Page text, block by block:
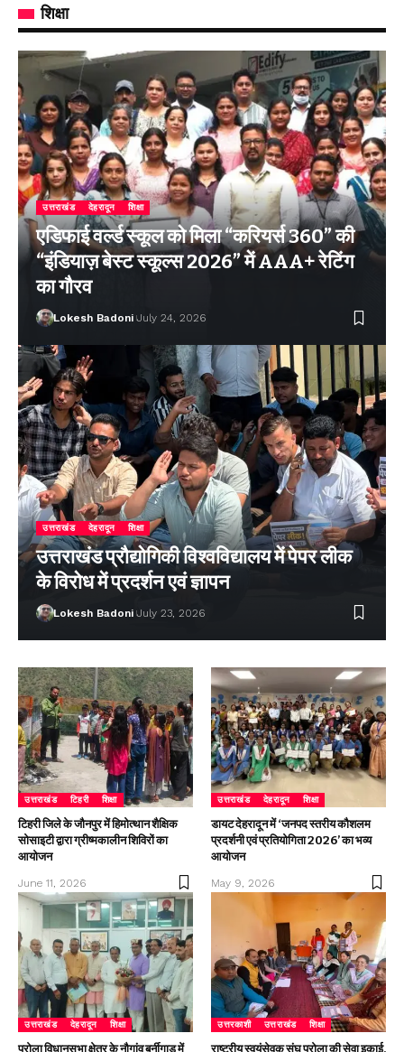
शिक्षा
उत्तराखंड देहरादून शिक्षा
एडिफाई वर्ल्ड स्कूल को मिला “करियर्स 360” की
“इंडियाज़ बेस्ट स्कूल्स 2026” में AAA+ रेटिंग
का गौरव
Lokesh Badoni July 24, 2026
उत्तराखंड देहरादून शिक्षा
उत्तराखंड प्रौद्योगिकी विश्वविद्यालय में पेपर लीक
के विरोध में प्रदर्शन एवं ज्ञापन
Lokesh Badoni July 23, 2026
उत्तराखंड टिहरी शिक्षा
टिहरी जिले के जौनपुर में हिमोत्थान शैक्षिक
सोसाइटी द्वारा ग्रीष्मकालीन शिविरों का
आयोजन
June 11, 2026
उत्तराखंड देहरादून शिक्षा
डायट देहरादून में ‘जनपद स्तरीय कौशलम
प्रदर्शनी एवं प्रतियोगिता 2026’ का भव्य
आयोजन
May 9, 2026
उत्तराखंड देहरादून शिक्षा
पुरोला विधानसभा क्षेत्र के नौगांव बर्नीगाड में
उत्तरकाशी उत्तराखंड शिक्षा
राष्ट्रीय स्वयंसेवक संघ पुरोला की सेवा इकाई,